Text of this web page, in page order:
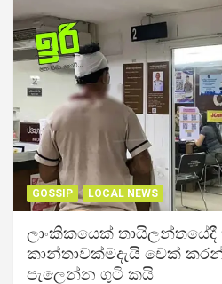
GOSSIP LOCAL NEWS
ලාංකිකයෙක්
කාන්තාවක්මදැයි චෙක්
පැලෙන්න ගුටි කයි